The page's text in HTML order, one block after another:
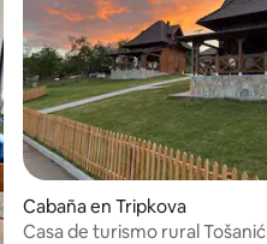
Cabaña en Tripkova
Casa de turismo rural Tošanić